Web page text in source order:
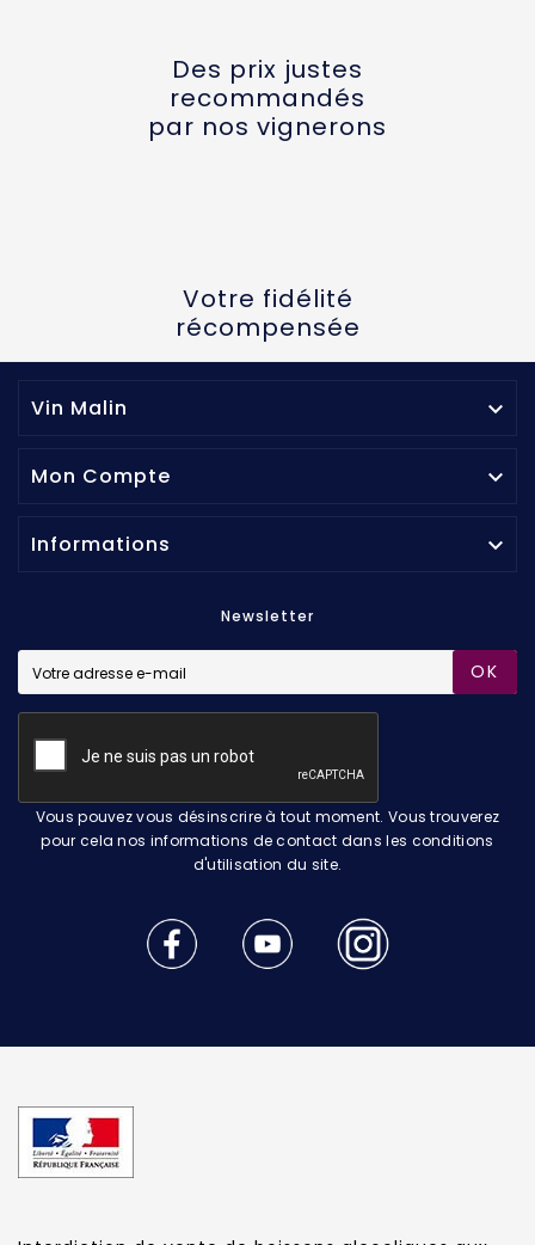
Des prix justes
recommandés
par nos vignerons
Votre fidélité
récompensée
Vin Malin 
Mon Compte 
Informations 
Newsletter
OK
Vous pouvez vous désinscrire à tout moment. Vous trouverez
pour cela nos informations de contact dans les conditions
d'utilisation du site.